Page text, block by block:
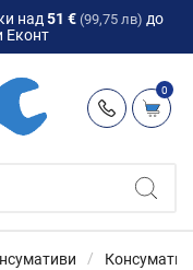
над 51 € (99,75 лв) до
Еконт
0